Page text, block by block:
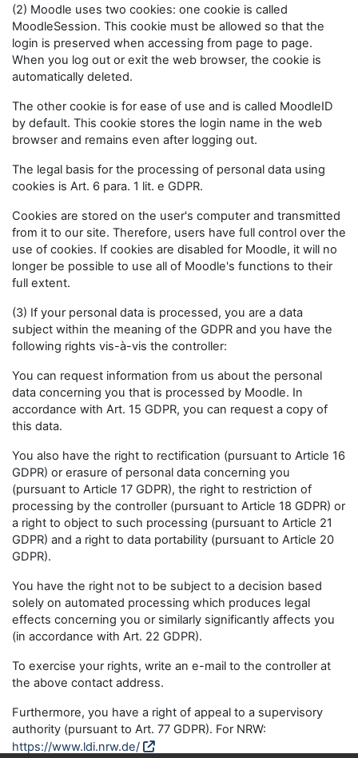
(2) Moodle uses two cookies: one cookie is called
MoodleSession. This cookie must be allowed so that the
login is preserved when accessing from page to page.
When you log out or exit the web browser, the cookie is
automatically deleted.
The other cookie is for ease of use and is called MoodleID
by default. This cookie stores the login name in the web
browser and remains even after logging out.
The legal basis for the processing of personal data using
cookies is Art. 6 para. 1 lit. e GDPR.
Cookies are stored on the user's computer and transmitted
from it to our site. Therefore, users have full control over the
use of cookies. If cookies are disabled for Moodle, it will no
longer be possible to use all of Moodle's functions to their
full extent.
(3) If your personal data is processed, you are a data
subject within the meaning of the GDPR and you have the
following rights vis-à-vis the controller:
You can request information from us about the personal
data concerning you that is processed by Moodle. In
accordance with Art. 15 GDPR, you can request a copy of
this data.
You also have the right to rectification (pursuant to Article 16
GDPR) or erasure of personal data concerning you
(pursuant to Article 17 GDPR), the right to restriction of
processing by the controller (pursuant to Article 18 GDPR) or
a right to object to such processing (pursuant to Article 21
GDPR) and a right to data portability (pursuant to Article 20
GDPR).
You have the right not to be subject to a decision based
solely on automated processing which produces legal
effects concerning you or similarly significantly affects you
(in accordance with Art. 22 GDPR).
To exercise your rights, write an e-mail to the controller at
the above contact address.
Furthermore, you have a right of appeal to a supervisory
authority (pursuant to Art. 77 GDPR). For NRW:
https://www.ldi.nrw.de/